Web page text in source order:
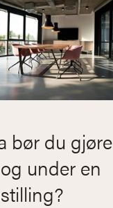
bør du gjøre
under en